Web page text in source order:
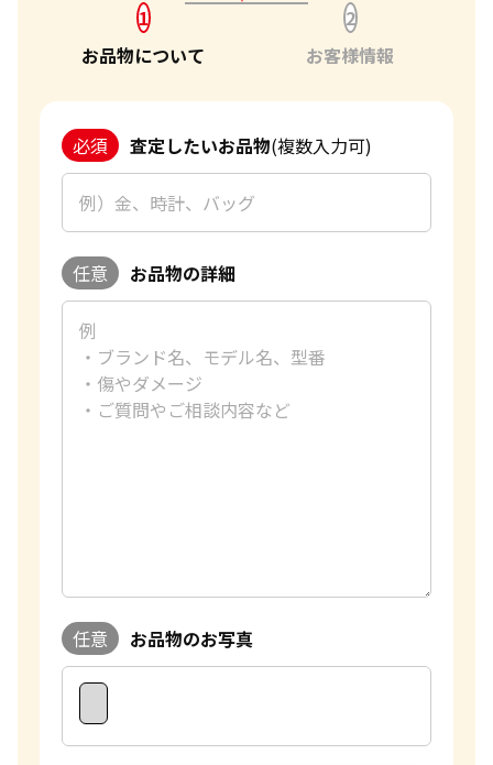
いただけるよう精進してまいります。ブランド品以外にも、
金・貴金属や時計などのご売却をお考えの際は、ぜひ「おた
からや」をご利用ください。お客様の大切なお品物を最良の
価格でお取引できるよう、査定員一同、ご満足いただける買
取を提供してまいります。
改めて、この度はご利用いただき、誠にありがとうございまし
た。お客様のまたのご利用を心よりお待ち申し上げておりま
おたからやの金買取査定
金買取専門査定員
ショッピング
好きな言葉有言実行
好きなブランドハリーウィンストン
過去の買取品例おりん、インゴット
おたからやでは金の買取をする際に、今日の金の1gの買取相
ができるように心がけております。私共はお品物だけではなく
お客様一人ひとりの思いに寄り添い満足して帰っていただけ
るように丁寧な説明を致します。誠心誠意対応させていただき
ますので、是非おたからやのご利用をお待ちしております。
「金・貴金属の査定」にはどれくらい時間がかかります
金・貴金属はいつ売るのがポイント？日によって買取価格
が違うって本当ですか？
貴金属の売り時はいつですか？
1
お品物について
2
お客様情報
必須 査定したいお品物(複数入力可)
任意 お品物の詳細
任意 お品物のお写真